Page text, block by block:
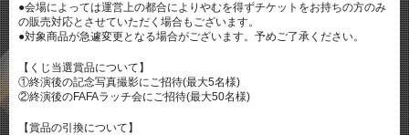
●会場によっては運営上の都合によりやむを得ずチケットをお持ちの方のみ
の販売対応とさせていただく場合もございます。
●対象商品が急遽変更となる場合がございます。予めご了承ください。
【くじ当選賞品について】
①終演後の記念写真撮影にご招待(最大5名様)
②終演後のFAFAラッチ会にご招待(最大50名様)
【賞品の引換について】